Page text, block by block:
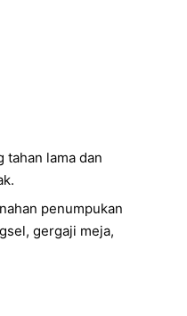
tahan lama dan
penumpukan
gergaji meja,